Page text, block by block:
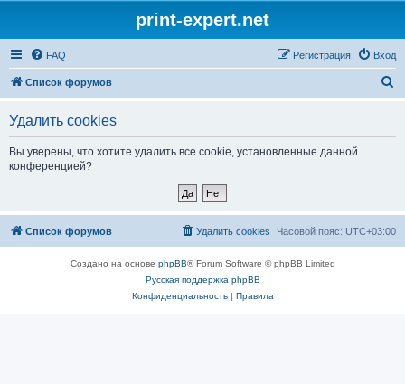
print-expert.net
FAQ Вход
Регистрация
Список форумов
Удалить cookies
Вы уверены, что хотите удалить все cookie, установленные данной
конференцией?
Список форумов Часовой пояс: UTC+03:00
Удалить cookies
Создано на основе phpBB® Forum Software © phpBB Limited
Русская поддержка phpBB
Конфиденциальность| Правила